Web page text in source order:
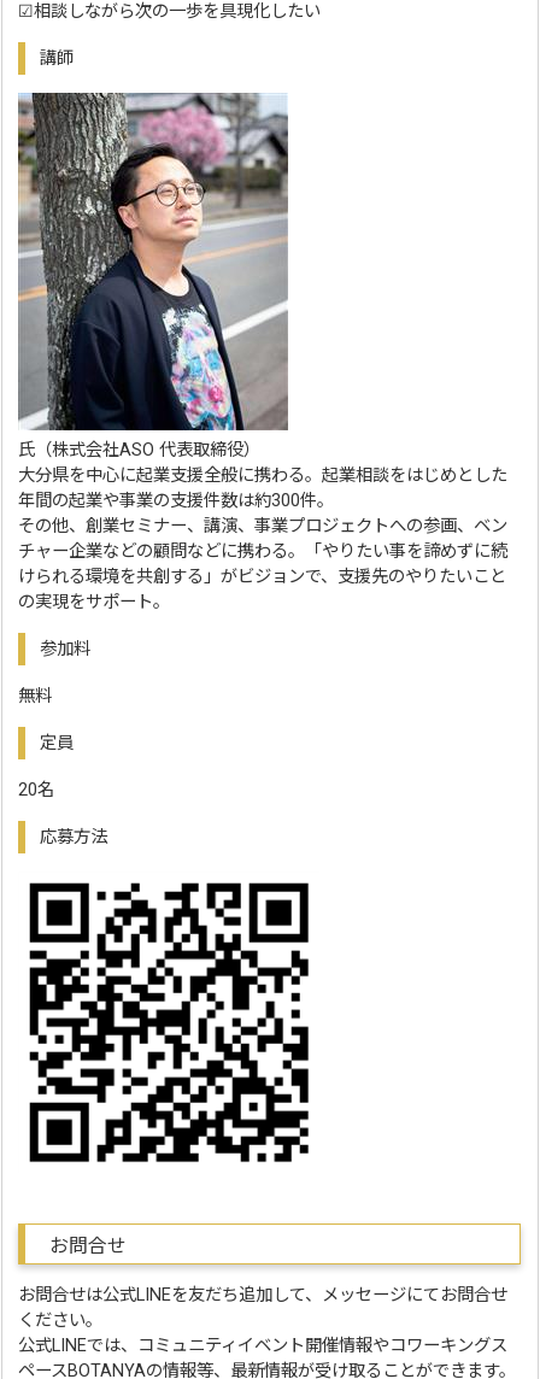
☑相談しながら次の一歩を具現化したい
講師
氏（株式会社ASO 代表取締役）
大分県を中心に起業支援全般に携わる。起業相談をはじめとした
年間の起業や事業の支援件数は約300件。
その他、創業セミナー、講演、事業プロジェクトへの参画、ベン
チャー企業などの顧問などに携わる。「やりたい事を諦めずに続
けられる環境を共創する」がビジョンで、支援先のやりたいこと
の実現をサポート。
参加料
無料
定員
20名
応募方法
お問合せ
お問合せは公式LINEを友だち追加して、メッセージにてお問合せ
ください。
公式LINEでは、コミュニティイベント開催情報やコワーキングス
ペースBOTANYAの情報等、最新情報が受け取ることができます。